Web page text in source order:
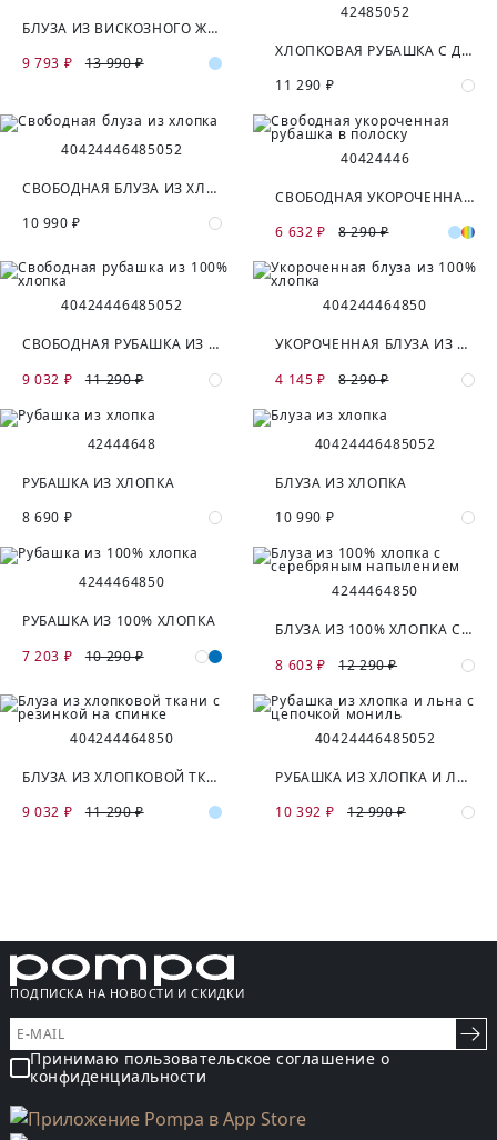
БЛУЗА ИЗ ВИСКОЗНОГО ЖАККАРДА
9 793 ₽
13 990 ₽
42485052
ХЛОПКОВАЯ РУБАШКА С ДЕКОРАТИВНЫМИ ПУГОВИЦАМИ НА СПИНЕ
11 290 ₽
40424446485052
СВОБОДНАЯ БЛУЗА ИЗ ХЛОПКА
10 990 ₽
40424446
СВОБОДНАЯ УКОРОЧЕННАЯ РУБАШКА В ПОЛОСКУ
6 632 ₽
8 290 ₽
40424446485052
СВОБОДНАЯ РУБАШКА ИЗ 100% ХЛОПКА
9 032 ₽
11 290 ₽
404244464850
УКОРОЧЕННАЯ БЛУЗА ИЗ 100% ХЛОПКА
4 145 ₽
8 290 ₽
42444648
РУБАШКА ИЗ ХЛОПКА
8 690 ₽
40424446485052
БЛУЗА ИЗ ХЛОПКА
10 990 ₽
4244464850
РУБАШКА ИЗ 100% ХЛОПКА
7 203 ₽
10 290 ₽
4244464850
БЛУЗА ИЗ 100% ХЛОПКА С СЕРЕБРЯНЫМ НАПЫЛЕНИЕМ
8 603 ₽
12 290 ₽
404244464850
БЛУЗА ИЗ ХЛОПКОВОЙ ТКАНИ С РЕЗИНКОЙ НА СПИНКЕ
9 032 ₽
11 290 ₽
40424446485052
РУБАШКА ИЗ ХЛОПКА И ЛЬНА С ЦЕПОЧКОЙ МОНИЛЬ
10 392 ₽
12 990 ₽
ПОДПИСКА НА НОВОСТИ И СКИДКИ
Принимаю пользовательское соглашение о
конфиденциальности